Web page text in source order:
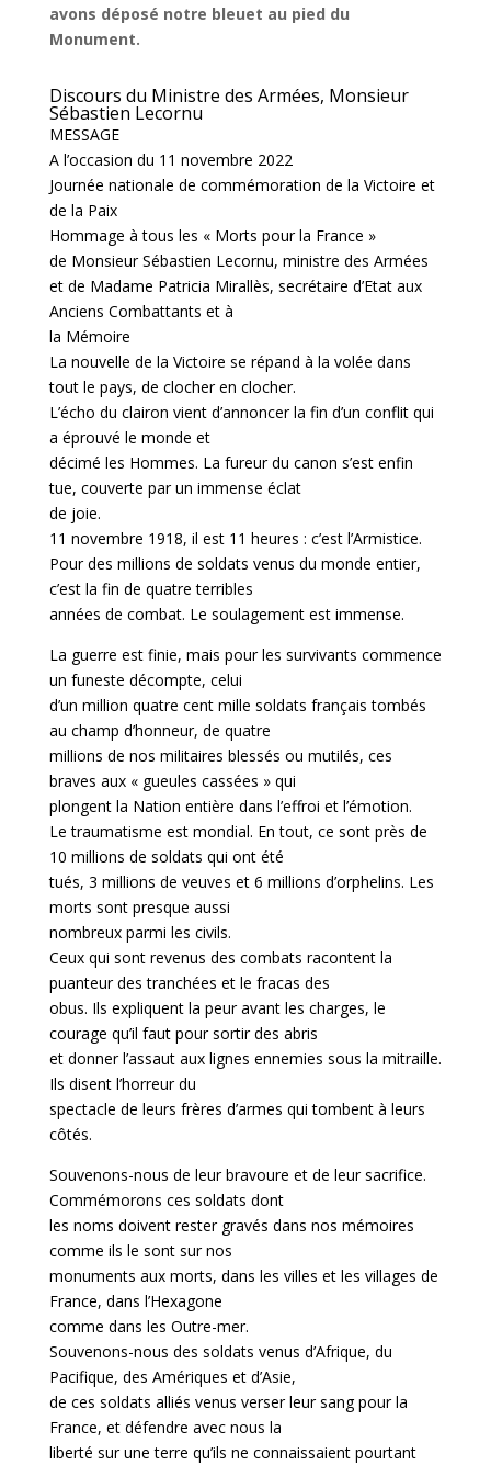
avons déposé notre bleuet au pied du
Monument.
Discours du Ministre des Armées, Monsieur
Sébastien Lecornu
MESSAGE
A l’occasion du 11 novembre 2022
Journée nationale de commémoration de la Victoire et
de la Paix
Hommage à tous les « Morts pour la France »
de Monsieur Sébastien Lecornu, ministre des Armées
et de Madame Patricia Mirallès, secrétaire d’Etat aux
Anciens Combattants et à
la Mémoire
La nouvelle de la Victoire se répand à la volée dans
tout le pays, de clocher en clocher.
L’écho du clairon vient d’annoncer la fin d’un conflit qui
a éprouvé le monde et
décimé les Hommes. La fureur du canon s’est enfin
tue, couverte par un immense éclat
de joie.
11 novembre 1918, il est 11 heures : c’est l’Armistice.
Pour des millions de soldats venus du monde entier,
c’est la fin de quatre terribles
années de combat. Le soulagement est immense.
La guerre est finie, mais pour les survivants commence
un funeste décompte, celui
d’un million quatre cent mille soldats français tombés
au champ d’honneur, de quatre
millions de nos militaires blessés ou mutilés, ces
braves aux « gueules cassées » qui
plongent la Nation entière dans l’effroi et l’émotion.
Le traumatisme est mondial. En tout, ce sont près de
10 millions de soldats qui ont été
tués, 3 millions de veuves et 6 millions d’orphelins. Les
morts sont presque aussi
nombreux parmi les civils.
Ceux qui sont revenus des combats racontent la
puanteur des tranchées et le fracas des
obus. Ils expliquent la peur avant les charges, le
courage qu’il faut pour sortir des abris
et donner l’assaut aux lignes ennemies sous la mitraille.
Ils disent l’horreur du
spectacle de leurs frères d’armes qui tombent à leurs
côtés.
Souvenons-nous de leur bravoure et de leur sacrifice.
Commémorons ces soldats dont
les noms doivent rester gravés dans nos mémoires
comme ils le sont sur nos
monuments aux morts, dans les villes et les villages de
France, dans l’Hexagone
comme dans les Outre-mer.
Souvenons-nous des soldats venus d’Afrique, du
Pacifique, des Amériques et d’Asie,
de ces soldats alliés venus verser leur sang pour la
France, et défendre avec nous la
liberté sur une terre qu’ils ne connaissaient pourtant